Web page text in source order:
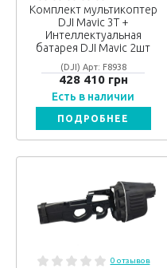
Комплект мультикоптер
DJI Mavic 3T +
Интеллектуальная
батарея DJI Mavic 2шт
(DJI) Арт: F8938
428 410 грн
Есть в наличии
ПОДРОБНЕЕ
0 отзывов